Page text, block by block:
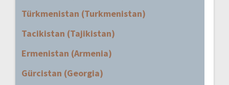
Türkmenistan (Turkmenistan)
Tacikistan (Tajikistan)
Ermenistan (Armenia)
Gürcistan (Georgia)